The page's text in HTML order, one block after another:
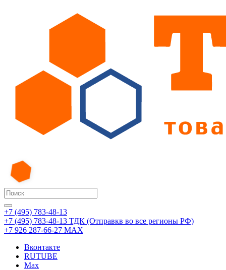
+7 (495) 783-48-13
+7 (495) 783-48-13 ТДК (Отправкв во все регионы РФ)
+7 926 287-66-27 МАХ
Вконтакте
RUTUBE
Max